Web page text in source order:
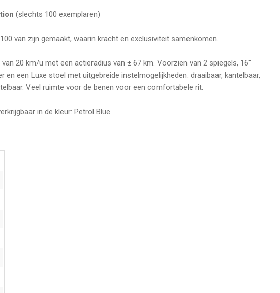
(slechts 100 exemplaren)
van zijn gemaakt, waarin kracht en exclusiviteit samenkomen.
20 km/u met een actieradius van ± 67 km. Voorzien van 2 spiegels, 16"
en een Luxe stoel met uitgebreide instelmogelijkheden: draaibaar, kantelbaar,
Veel ruimte voor de benen voor een comfortabele rit.
in de kleur: Petrol Blue